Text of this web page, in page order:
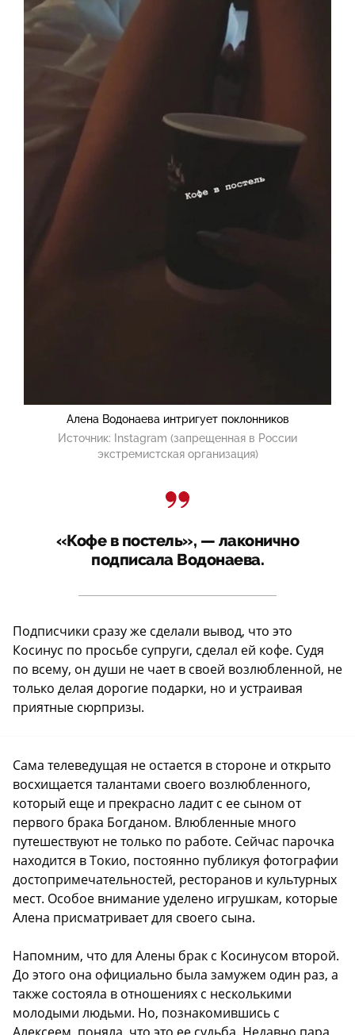
Алена Водонаева интригует поклонников
Источник:
Instagram (запрещенная в России
экстремистская организация)
«Кофе в постель», — лаконично
подписала Водонаева.
Подписчики сразу же сделали вывод, что это
Косинус по просьбе супруги, сделал ей кофе. Судя
по всему, он души не чает в своей возлюбленной, не
только делая дорогие подарки, но и устраивая
приятные сюрпризы.
Сама телеведущая не остается в стороне и открыто
восхищается талантами своего возлюбленного,
который еще и прекрасно ладит с ее сыном от
первого брака Богданом. Влюбленные много
путешествуют не только по работе. Сейчас парочка
находится в Токио, постоянно публикуя фотографии
достопримечательностей, ресторанов и культурных
мест. Особое внимание уделено игрушкам, которые
Алена присматривает для своего сына.
Напомним, что для Алены брак с Косинусом второй.
До этого она официально была замужем один раз, а
также состояла в отношениях с несколькими
молодыми людьми. Но, познакомившись с